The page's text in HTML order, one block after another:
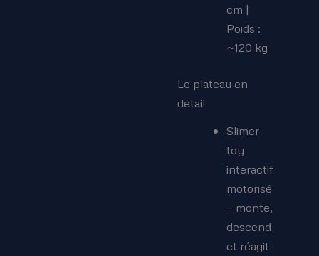
cm |
Poids :
~120 kg
Le plateau en
détail
Slimer
toy
interactif
motorisé
— monte,
descend
et réagit